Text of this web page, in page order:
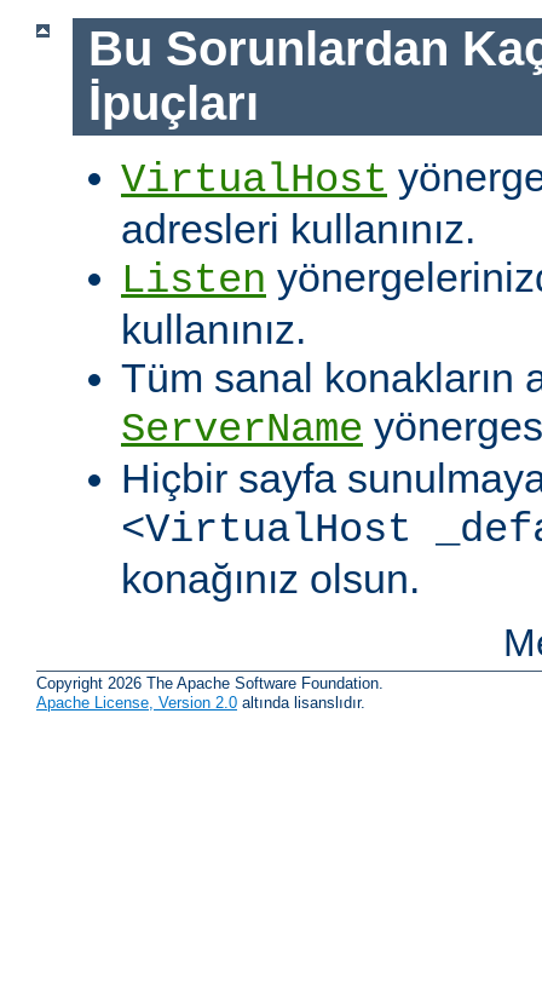
Bu Sorunlardan
İpuçları
VirtualHost
adresleri kullanınız.
Listen
kullanınız.
Tüm sanal konakların
ServerName
Hiçbir sayfa
<VirtualHost
konağınız olsun.
Copyright 2026 The Apache Software Foundation.
Apache License, Version 2.0 altında lisanslıdır.